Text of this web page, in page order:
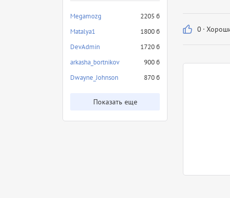
Megamozg
2205 б
Matalya1
1800 б
DevAdmin
1720 б
arkasha_bortnikov
900 б
Dwayne_Johnson
870 б
Показать еще
0 ·